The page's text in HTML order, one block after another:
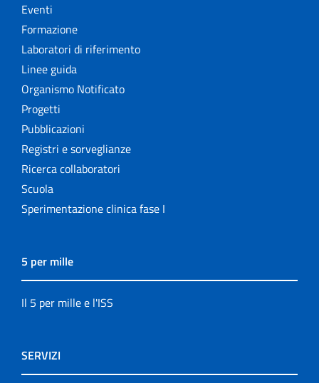
Eventi
Formazione
Laboratori di riferimento
Linee guida
Organismo Notificato
Progetti
Pubblicazioni
Registri e sorveglianze
Ricerca collaboratori
Scuola
Sperimentazione clinica fase I
5 per mille
Il 5 per mille e l'ISS
SERVIZI